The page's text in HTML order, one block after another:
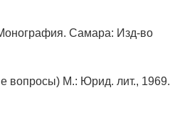
Самара: Изд-во
вопросы) М.: Юрид. лит., 1969.